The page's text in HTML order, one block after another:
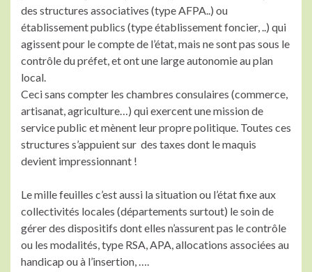
des structures associatives (type AFPA..) ou
établissement publics (type établissement foncier, ..) qui
agissent pour le compte de l’état, mais ne sont pas sous le
contrôle du préfet, et ont une large autonomie au plan
local.
Ceci sans compter les chambres consulaires (commerce,
artisanat, agriculture…) qui exercent une mission de
service public et mènent leur propre politique. Toutes ces
structures s’appuient sur des taxes dont le maquis
devient impressionnant !
Le mille feuilles c’est aussi la situation ou l’état fixe aux
collectivités locales (départements surtout) le soin de
gérer des dispositifs dont elles n’assurent pas le contrôle
ou les modalités, type RSA, APA, allocations associées au
handicap ou à l’insertion, ….